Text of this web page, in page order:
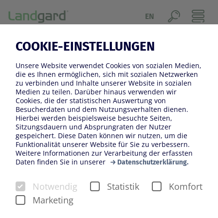
COOKIE-EINSTELLUNGEN
Unsere Website verwendet Cookies von sozialen Medien,
die es Ihnen ermöglichen, sich mit sozialen Netzwerken
zu verbinden und Inhalte unserer Website in sozialen
Medien zu teilen. Darüber hinaus verwenden wir
Cookies, die der statistischen Auswertung von
Besucherdaten und dem Nutzungsverhalten dienen.
Hierbei werden beispielsweise besuchte Seiten,
Sitzungsdauern und Absprungraten der Nutzer
gespeichert. Diese Daten können wir nutzen, um die
Funktionalität unserer Website für Sie zu verbessern.
Weitere Informationen zur Verarbeitung der erfassten
Daten finden Sie in unserer
Datenschutzerklärung.
Notwendig Statistik
Komfort
Marketing
EN
TECHNIK-OFFENSIVE FÜR
MEHR EFFIZIENZ UND
QUALITÄT IN BORNHEIM-
ROISDORF